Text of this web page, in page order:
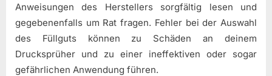
Anweisungen des Herstellers sorgfältig lesen und
gegebenenfalls um Rat fragen. Fehler bei der Auswahl
des Füllguts können zu Schäden an deinem
Drucksprüher und zu einer ineffektiven oder sogar
gefährlichen Anwendung führen.